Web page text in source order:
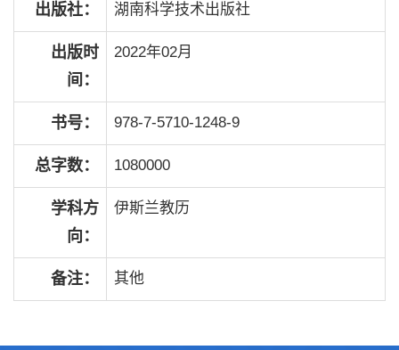
出版社： 湖南科学技术出版社
出版时
间：
2022年02月
书号： 978-7-5710-1248-9
总字数： 1080000
学科方
向：
伊斯兰教历
备注： 其他